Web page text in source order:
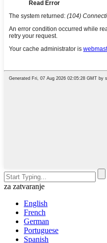
za zatvaranje
English
French
German
Portuguese
Spanish